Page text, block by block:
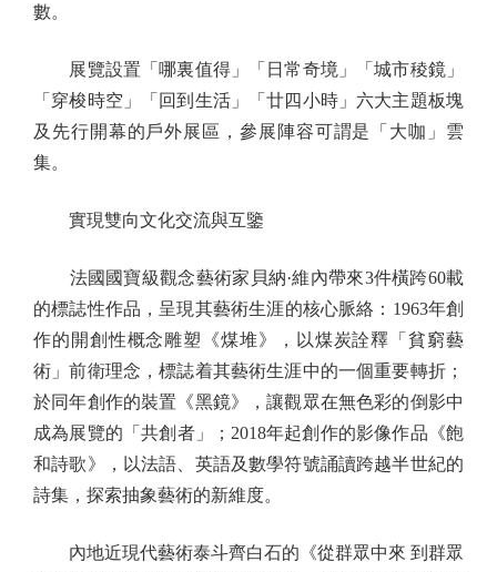
數。
展覽設置「哪裏值得」「日常奇境」「城市稜鏡」
「穿梭時空」「回到生活」「廿四小時」六大主題板塊
及先行開幕的戶外展區，參展陣容可謂是「大咖」雲
集。
實現雙向文化交流與互鑒
法國國寶級觀念藝術家貝納·維內帶來3件橫跨60載
的標誌性作品，呈現其藝術生涯的核心脈絡：1963年創
作的開創性概念雕塑《煤堆》，以煤炭詮釋「貧窮藝
術」前衛理念，標誌着其藝術生涯中的一個重要轉折；
於同年創作的裝置《黑鏡》，讓觀眾在無色彩的倒影中
成為展覽的「共創者」；2018年起創作的影像作品《飽
和詩歌》，以法語、英語及數學符號誦讀跨越半世紀的
詩集，探索抽象藝術的新維度。
內地近現代藝術泰斗齊白石的《從群眾中來 到群眾